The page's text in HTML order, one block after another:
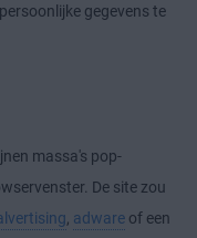
gegevens te
massa's pop-
De site zou
adware of een